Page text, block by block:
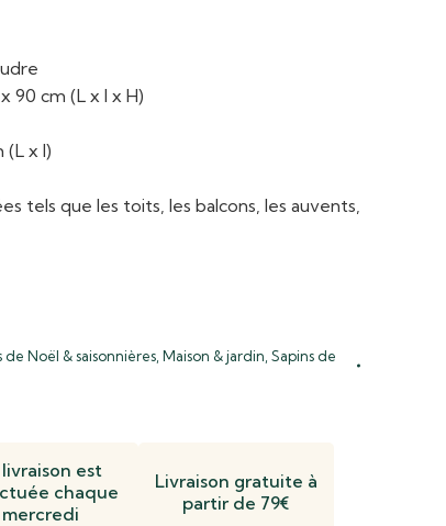
90 cm (L x l x H)
(L x l)
tels que les toits, les balcons, les auvents,
Noël & saisonnières Maison & jardin Sapins de
livraison est
chaque
mercredi
Livraison gratuite à
partir de 79€